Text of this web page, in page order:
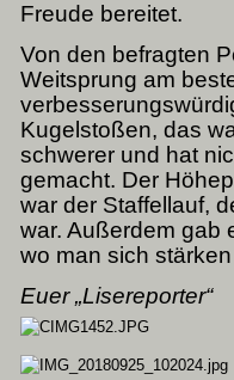
Freude bereitet.
Von den befragten
Weitsprung am
Kugelstoßen, das
schwerer und hat
gemacht. Der
war der Staffellauf,
war. Außerdem gab
wo man sich
Euer „Lisereporter“